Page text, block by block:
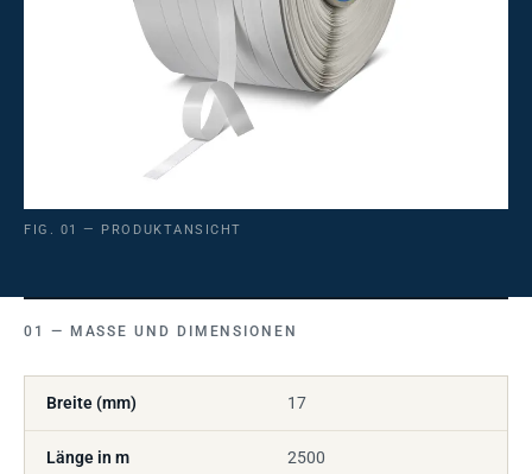
FIG. 01 — PRODUKTANSICHT
MASSE UND DIMENSIONEN
Breite (mm) 17
Länge in m 2500